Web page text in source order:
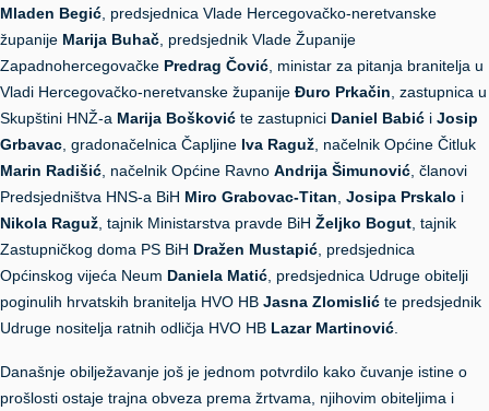
Mladen Begić , predsjednica Vlade Hercegovačko-neretvanske
županije Marija Buhač , predsjednik Vlade Županije
Zapadnohercegovačke Predrag Čović , ministar za pitanja branitelja u
Vladi Hercegovačko-neretvanske županije Đuro Prkačin , zastupnica u
Skupštini HNŽ-a Marija Bošković te zastupnici Daniel Babić i Josip
Grbavac , gradonačelnica Čapljine Iva Raguž , načelnik Općine Čitluk
Marin Radišić , načelnik Općine Ravno Andrija Šimunović , članovi
Predsjedništva HNS-a BiH Miro Grabovac-Titan Josipa Prskalo i
Nikola Raguž , tajnik Ministarstva pravde BiH Željko Bogut , tajnik
Zastupničkog doma PS BiH Dražen Mustapić , predsjednica
Općinskog vijeća Neum Daniela Matić , predsjednica Udruge obitelji
poginulih hrvatskih branitelja HVO HB Jasna Zlomislić te predsjednik
Udruge nositelja ratnih odličja HVO HB Lazar Martinović
Današnje obilježavanje još je jednom potvrdilo kako čuvanje istine o
prošlosti ostaje trajna obveza prema žrtvama, njihovim obiteljima i